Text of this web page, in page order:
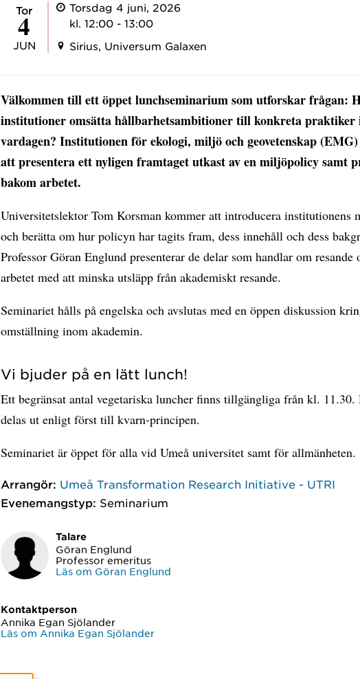
tor
4
JUN
Torsdag 4 juni, 2026
kl. 12:00 - 13:00
Sirius, Universum Galaxen
Välkommen till ett öppet lunchseminarium som utforskar frågan:
institutioner omsätta hållbarhetsambitioner till konkreta praktiker
vardagen? Institutionen för ekologi, miljö och geovetenskap
att presentera ett nyligen framtaget utkast av en miljöpolicy samt
bakom arbetet.
Universitetslektor Tom Korsman kommer att introducera institutionens
och berätta om hur policyn har tagits fram, dess innehåll och dess
Professor Göran Englund presenterar de delar som handlar om resande
arbetet med att minska utsläpp från akademiskt resande.
Seminariet hålls på engelska och avslutas med en öppen diskussion
omställning inom akademin.
Vi bjuder på en lätt lunch!
Ett begränsat antal vegetariska luncher finns tillgängliga från kl. 11.30.
delas ut enligt först till kvarn-principen.
Seminariet är öppet för alla vid Umeå universitet samt för allmänheten.
Arrangör: Umeå Transformation Research Initiative - UTRI
Evenemangstyp: Seminarium
Talare
Göran Englund
Professor emeritus
Läs om Göran Englund
Kontaktperson
Annika Egan Sjölander
Läs om Annika Egan Sjölander